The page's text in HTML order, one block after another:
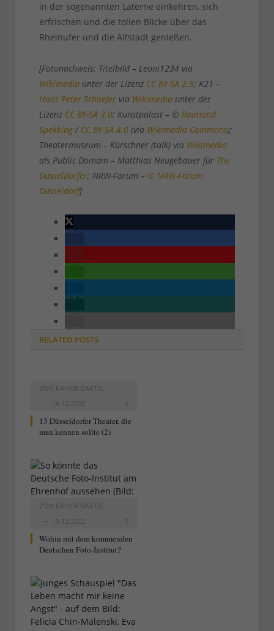
in der sogenannten Laterne einkehren, sich
erfrischen und die tollen Blicke über das
Rheinufer und die Altstadt genießen.
[Fotonachweis: Titelbild – Leoni1234 via
Wikimediaunter der Lizenz CC BY-SA 2.5; K21 –
Hans Peter Schaefervia Wikimediaunter der
Lizenz CC BY-SA 3.0; Kunstpalast – © Raimond
Spekking/ CC BY-SA 4.0(via Wikimedia Commons);
Theatermuseum – Kürschner (talk) via Wikimedia
als Public Domain – Matthias Neugebauer für The
Düsseldorfer; NRW-Forum – © NRW-Forum
Düsseldorf]
RELATED POSTS
VON RAINER BARTEL
16.12.2022
0
13 Düsseldorfer Theater, die
man kennen sollte (2)
VON RAINER BARTEL
15.12.2022
0
Wohin mit dem kommenden
Deutschen Foto-Institut?